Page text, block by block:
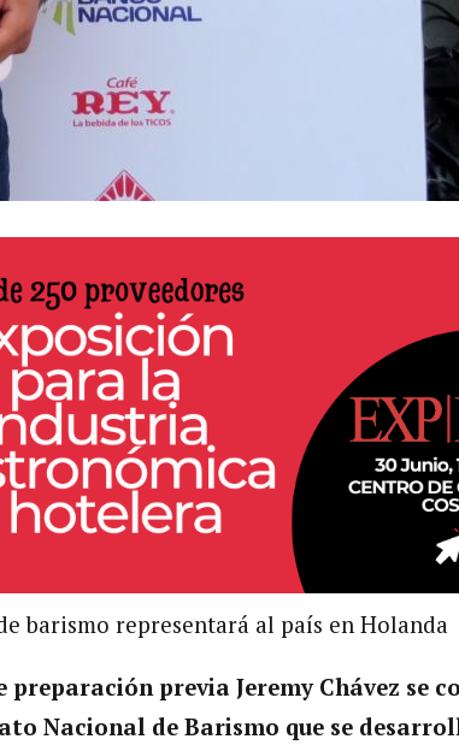
barismo representará al país en Holanda
preparación previa Jeremy Chávez se
Nacional de Barismo que se